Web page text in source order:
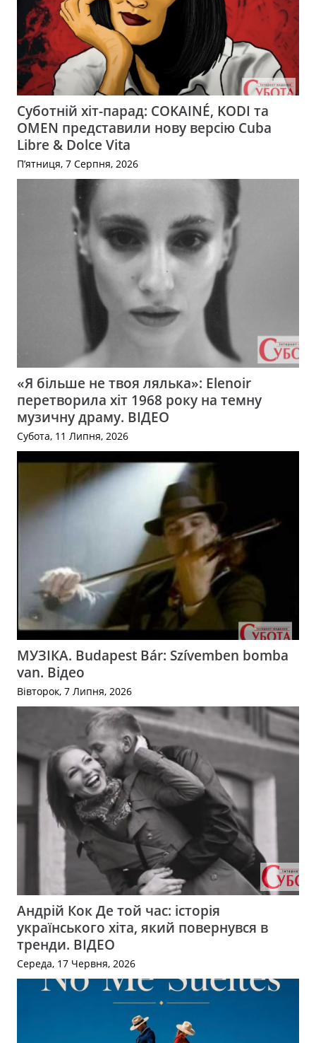
Суботній хіт-парад: COKAINÉ, KODI та
OMEN представили нову версію Cuba
Libre & Dolce Vita
П’ятниця, 7 Серпня, 2026
«Я більше не твоя лялька»: Elenoir
перетворила хіт 1968 року на темну
музичну драму. ВІДЕО
Субота, 11 Липня, 2026
МУЗІКА. Budapest Bár: Szívemben bomba
van. Відео
Вівторок, 7 Липня, 2026
Андрій Кок Де той час: історія
українського хіта, який повернувся в
тренди. ВІДЕО
Середа, 17 Червня, 2026